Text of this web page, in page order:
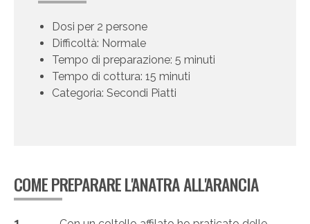
Dosi per 2 persone
Difficoltà: Normale
Tempo di preparazione: 5 minuti
Tempo di cottura: 15 minuti
Categoria: Secondi Piatti
COME PREPARARE L'ANATRA ALL'ARANCIA